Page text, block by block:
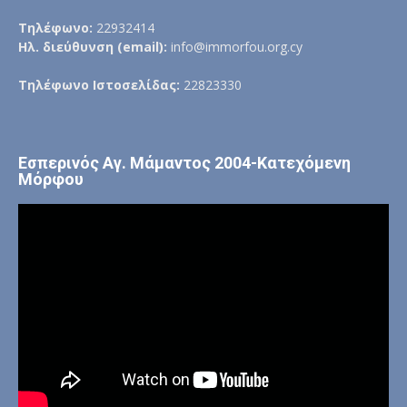
Τηλέφωνο: 22932414
Ηλ. διεύθυνση (email): info@immorfou.org.cy
Τηλέφωνο Ιστοσελίδας: 22823330
Εσπερινός Αγ. Μάμαντος 2004-Κατεχόμενη
Μόρφου